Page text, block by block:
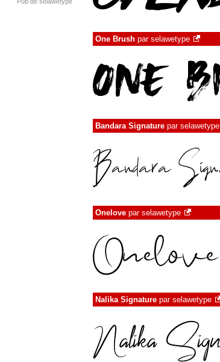
One Brush par selawetype
Bandara Signature par selawetype
Onelove par selawetype
Nalika Signature par selawetype